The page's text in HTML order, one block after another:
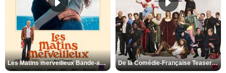
Les Matins merveilleux Bande-annonce VF De la Comédie-Française Teaser VF